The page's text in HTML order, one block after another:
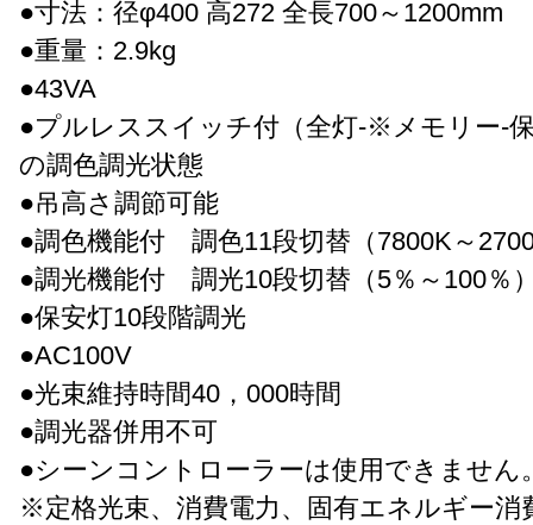
●寸法：径φ400 高272 全長700～1200mm
●重量：2.9kg
●43VA
●プルレススイッチ付（全灯-※メモリー-
の調色調光状態
●吊高さ調節可能
●調色機能付 調色11段切替（7800K～
●調光機能付 調光10段切替（5％～100％
●保安灯10段階調光
●AC100V
●光束維持時間40，000時間
●調光器併用不可
●シーンコントローラーは使用できません
※定格光束、消費電力、固有エネルギー消